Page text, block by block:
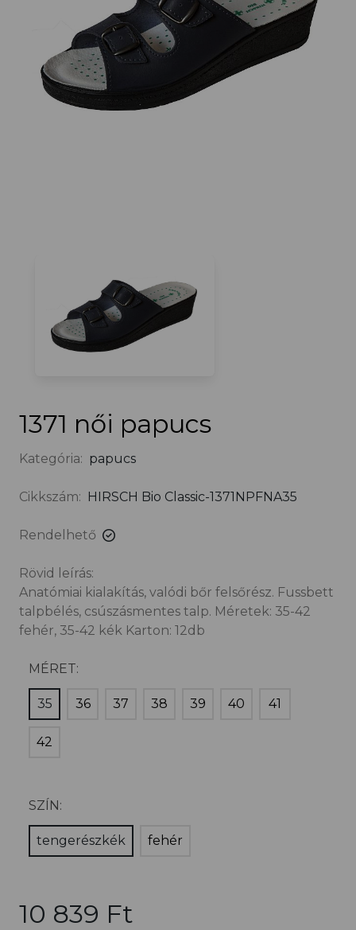
1371 női papucs
Kategória: papucs
Cikkszám: HIRSCH Bio Classic-1371NPFNA35
Rendelhető
Rövid leírás:
Anatómiai kialakítás, valódi bőr felsőrész. Fussbett
talpbélés, csúszásmentes talp. Méretek: 35-42
fehér, 35-42 kék Karton: 12db
MÉRET:
35 36 37 38 39 40 41
42
SZÍN:
tengerészkék fehér
10 839 Ft